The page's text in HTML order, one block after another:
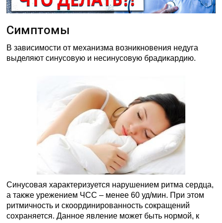
Симптомы
В зависимости от механизма возникновения недуга
выделяют синусовую и несинусовую брадикардию.
Синусовая характеризуется нарушением ритма сердца,
а также урежением ЧСС – менее 60 уд/мин. При этом
ритмичность и скоординированность сокращений
сохраняется. Данное явление может быть нормой, к